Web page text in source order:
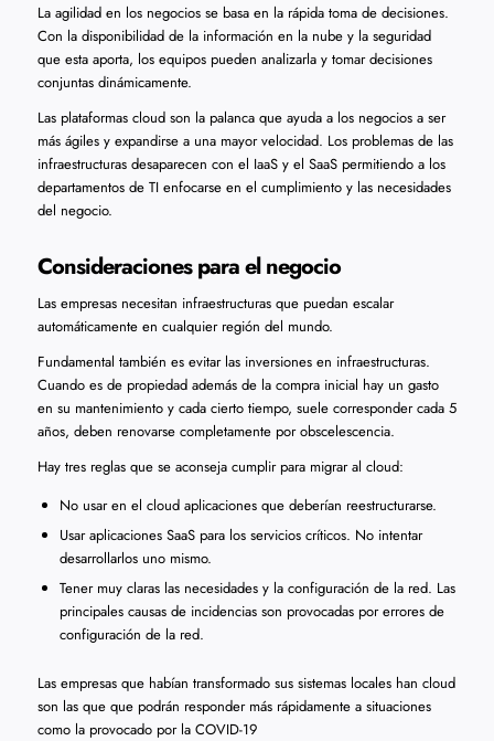
La agilidad en los negocios se basa en la rápida toma de decisiones.
Con la disponibilidad de la información en la nube y la seguridad
que esta aporta, los equipos pueden analizarla y tomar decisiones
conjuntas dinámicamente.
Las plataformas cloud son la palanca que ayuda a los negocios a ser
más ágiles y expandirse a una mayor velocidad. Los problemas de las
infraestructuras desaparecen con el IaaS y el SaaS permitiendo a los
departamentos de TI enfocarse en el cumplimiento y las necesidades
del negocio.
Consideraciones para el negocio
Las empresas necesitan infraestructuras que puedan escalar
automáticamente en cualquier región del mundo.
Fundamental también es evitar las inversiones en infraestructuras.
Cuando es de propiedad además de la compra inicial hay un gasto
en su mantenimiento y cada cierto tiempo, suele corresponder cada 5
años, deben renovarse completamente por obscelescencia.
Hay tres reglas que se aconseja cumplir para migrar al cloud:
No usar en el cloud aplicaciones que deberían reestructurarse.
Usar aplicaciones SaaS para los servicios críticos. No intentar
desarrollarlos uno mismo.
Tener muy claras las necesidades y la configuración de la red. Las
principales causas de incidencias son provocadas por errores de
configuración de la red.
Las empresas que habían transformado sus sistemas locales han cloud
son las que que podrán responder más rápidamente a situaciones
como la provocado por la COVID-19